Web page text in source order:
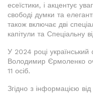
есеїстики, і акцентує
свободі думки та
також включає дві
капітули та Спеціальну
У 2024 році
Володимир Єрмоленко
11 осіб.
Згідно з інформацією